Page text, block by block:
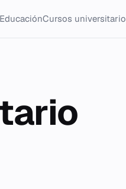
EducaciónCursos